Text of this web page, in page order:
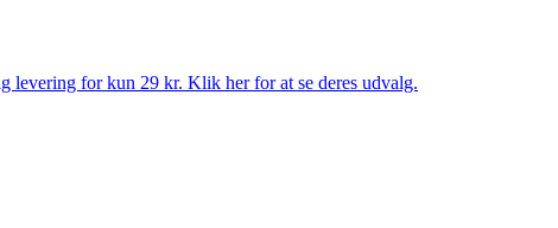
levering for kun 29 kr. Klik her for at se deres udvalg.